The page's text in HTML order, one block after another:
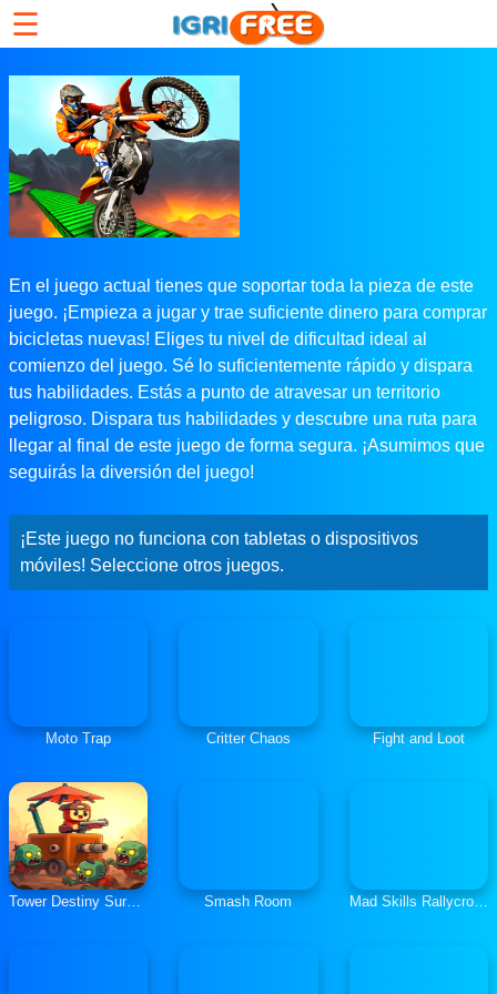
☰
En el juego actual tienes que soportar toda la pieza de este
juego. ¡Empieza a jugar y trae suficiente dinero para comprar
bicicletas nuevas! Eliges tu nivel de dificultad ideal al
comienzo del juego. Sé lo suficientemente rápido y dispara
tus habilidades. Estás a punto de atravesar un territorio
peligroso. Dispara tus habilidades y descubre una ruta para
llegar al final de este juego de forma segura. ¡Asumimos que
seguirás la diversión del juego!
¡Este juego no funciona con tabletas o dispositivos
móviles! Seleccione otros juegos.
Moto Trap Critter Chaos Fight and Loot
Tower Destiny Survive Smash Room Mad Skills Rallycross